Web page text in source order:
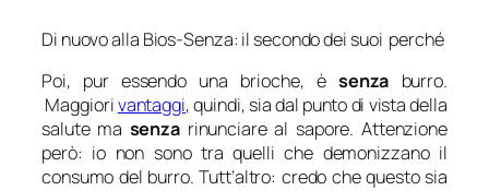
Di nuovo alla Bios-Senza: il secondo dei suoi perché
Poi, pur essendo una brioche, è senza burro.
Maggiorivantaggi, quindi, sia dal punto di vista della
salute ma senza rinunciare al sapore. Attenzione
però: io non sono tra quelli che demonizzano il
consumo del burro. Tutt’altro: credo che questo sia